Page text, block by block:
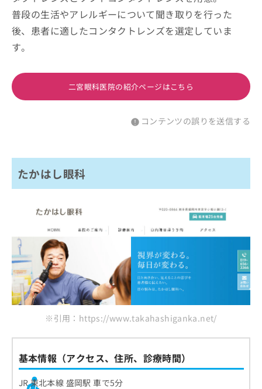
普段の生活やアレルギーについて聞き取りを行った
後、患者に適したコンタクトレンズを選定していま
す。
二宮眼科医院の紹介ページはこちら
コンテンツの誤りを送信する
たかはし眼科
※引用：https://www.takahashiganka.net/
基本情報（アクセス、住所、診療時間）
JR 東北本線 盛岡駅 車で5分